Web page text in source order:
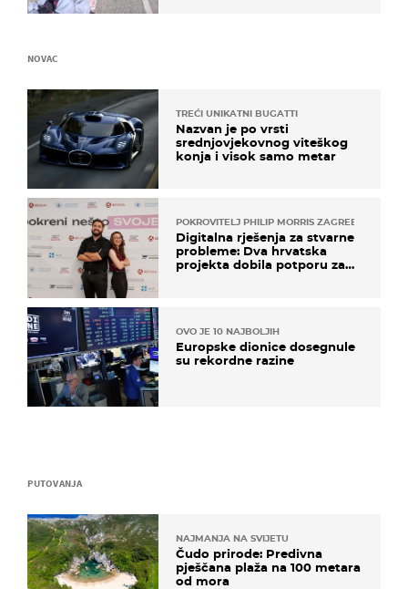
PUTOVANJA
NAJMANJA NA SVIJETU
Čudo prirode: Predivna
pješčana plaža na 100 metara
od mora
NOVAC
TREĆI UNIKATNI BUGATTI
Nazvan je po vrsti
srednjovjekovnog viteškog
konja i visok samo metar
POKROVITELJ PHILIP MORRIS ZAGREB
Digitalna rješenja za stvarne
probleme: Dva hrvatska
projekta dobila potporu za
OVO JE 10 NAJBOLJIH
Europske dionice dosegnule
su rekordne razine